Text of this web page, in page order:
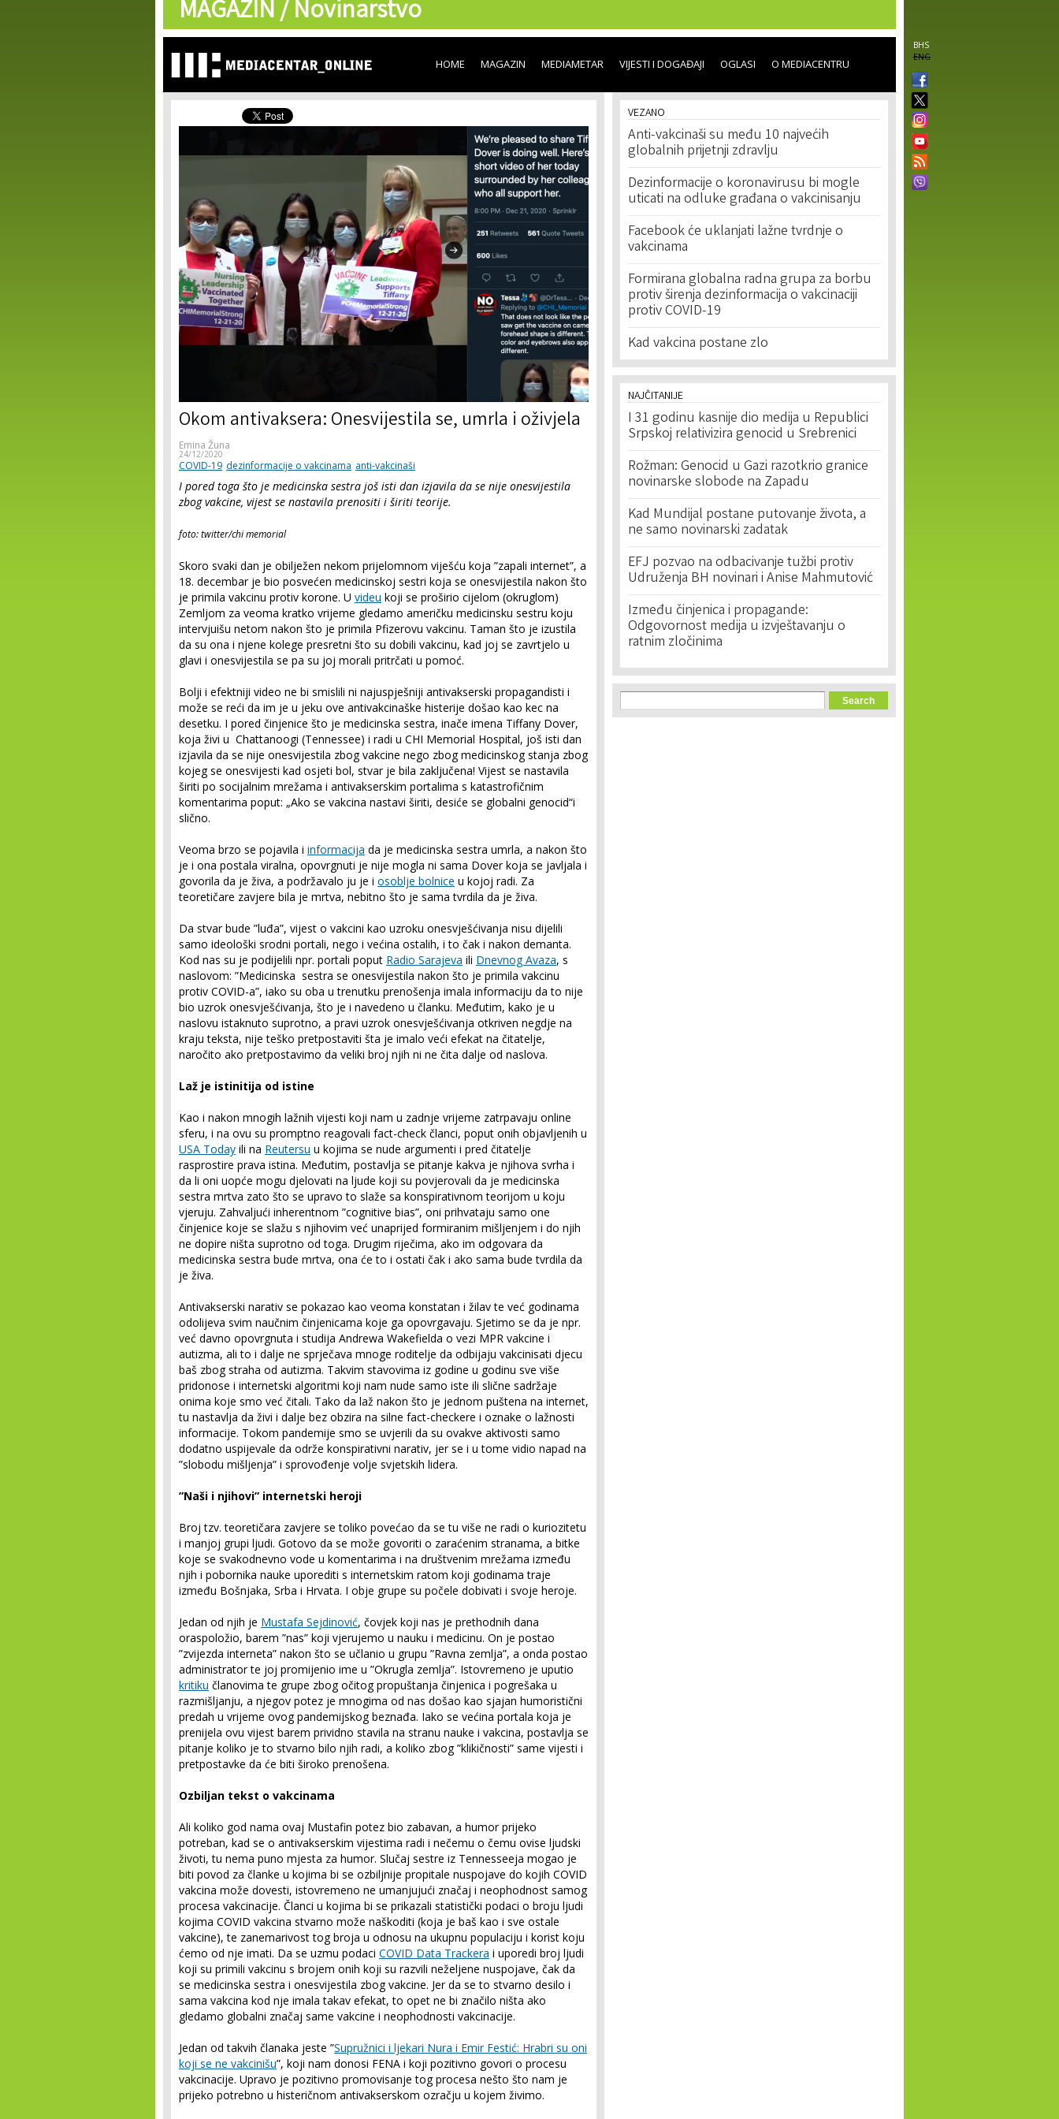
content
MAGAZIN /Novinarstvo
BHS
ENG
HOME MAGAZIN MEDIAMETAR VIJESTI I DOGAĐAJI OGLASI O MEDIACENTRU
Okom antivaksera: Onesvijestila se, umrla i oživjela
Emina Žuna
24/12/2020
COVID-19 dezinformacije o vakcinama anti-vakcinaši
I pored toga što je medicinska sestra još isti dan izjavila da se nije onesvijestila
zbog vakcine, vijest se nastavila prenositi i širiti teorije.
foto: twitter/chi memorial
Skoro svaki dan je obilježen nekom prijelomnom viješću koja ”zapali internet”, a
18. decembar je bio posvećen medicinskoj sestri koja se onesvijestila nakon što
je primila vakcinu protiv korone. U videu koji se proširio cijelom (okruglom)
Zemljom za veoma kratko vrijeme gledamo američku medicinsku sestru koju
intervjuišu netom nakon što je primila Pfizerovu vakcinu. Taman što je izustila
da su ona i njene kolege presretni što su dobili vakcinu, kad joj se zavrtjelo u
glavi i onesvijestila se pa su joj morali pritrčati u pomoć.
Bolji i efektniji video ne bi smislili ni najuspješniji antivakserski propagandisti i
može se reći da im je u jeku ove antivakcinaške histerije došao kao kec na
desetku. I pored činjenice što je medicinska sestra, inače imena Tiffany Dover,
koja živi u Chattanoogi (Tennessee) i radi u CHI Memorial Hospital, još isti dan
izjavila da se nije onesvijestila zbog vakcine nego zbog medicinskog stanja zbog
kojeg se onesvijesti kad osjeti bol, stvar je bila zaključena! Vijest se nastavila
širiti po socijalnim mrežama i antivakserskim portalima s katastrofičnim
komentarima poput: „Ako se vakcina nastavi širiti, desiće se globalni genocid“i
slično.
Veoma brzo se pojavila i informacija da je medicinska sestra umrla, a nakon što
je i ona postala viralna, opovrgnuti je nije mogla ni sama Dover koja se javljala i
govorila da je živa, a podržavalo ju je i osoblje bolnice u kojoj radi. Za
teoretičare zavjere bila je mrtva, nebitno što je sama tvrdila da je živa.
Da stvar bude ”luđa”, vijest o vakcini kao uzroku onesvješćivanja nisu dijelili
samo ideološki srodni portali, nego i većina ostalih, i to čak i nakon demanta.
Kod nas su je podijelili npr. portali poput Radio Sarajeva ili Dnevnog Avaza, s
naslovom: ”Medicinska sestra se onesvijestila nakon što je primila vakcinu
protiv COVID-a”, iako su oba u trenutku prenošenja imala informaciju da to nije
bio uzrok onesvješćivanja, što je i navedeno u članku. Međutim, kako je u
naslovu istaknuto suprotno, a pravi uzrok onesvješćivanja otkriven negdje na
kraju teksta, nije teško pretpostaviti šta je imalo veći efekat na čitatelje,
naročito ako pretpostavimo da veliki broj njih ni ne čita dalje od naslova.
Laž je istinitija od istine
Kao i nakon mnogih lažnih vijesti koji nam u zadnje vrijeme zatrpavaju online
sferu, i na ovu su promptno reagovali fact-check članci, poput onih objavljenih u
USA Today ili na Reutersu u kojima se nude argumenti i pred čitatelje
rasprostire prava istina. Međutim, postavlja se pitanje kakva je njihova svrha i
da li oni uopće mogu djelovati na ljude koji su povjerovali da je medicinska
sestra mrtva zato što se upravo to slaže sa konspirativnom teorijom u koju
vjeruju. Zahvaljući inherentnom ”cognitive bias”, oni prihvataju samo one
činjenice koje se slažu s njihovim već unaprijed formiranim mišljenjem i do njih
ne dopire ništa suprotno od toga. Drugim riječima, ako im odgovara da
medicinska sestra bude mrtva, ona će to i ostati čak i ako sama bude tvrdila da
je živa.
Antivakserski narativ se pokazao kao veoma konstatan i žilav te već godinama
odolijeva svim naučnim činjenicama koje ga opovrgavaju. Sjetimo se da je npr.
već davno opovrgnuta i studija Andrewa Wakefielda o vezi MPR vakcine i
autizma, ali to i dalje ne sprječava mnoge roditelje da odbijaju vakcinisati djecu
baš zbog straha od autizma. Takvim stavovima iz godine u godinu sve više
pridonose i internetski algoritmi koji nam nude samo iste ili slične sadržaje
onima koje smo već čitali. Tako da laž nakon što je jednom puštena na internet,
tu nastavlja da živi i dalje bez obzira na silne fact-checkere i oznake o lažnosti
informacije. Tokom pandemije smo se uvjerili da su ovakve aktivosti samo
dodatno uspijevale da održe konspirativni narativ, jer se i u tome vidio napad na
”slobodu mišljenja” i sprovođenje volje svjetskih lidera.
”Naši i njihovi” internetski heroji
Broj tzv. teoretičara zavjere se toliko povećao da se tu više ne radi o kuriozitetu
i manjoj grupi ljudi. Gotovo da se može govoriti o zaraćenim stranama, a bitke
koje se svakodnevno vode u komentarima i na društvenim mrežama između
njih i pobornika nauke uporediti s internetskim ratom koji godinama traje
između Bošnjaka, Srba i Hrvata. I obje grupe su počele dobivati i svoje heroje.
Jedan od njih je Mustafa Sejdinović, čovjek koji nas je prethodnih dana
oraspoložio, barem ”nas” koji vjerujemo u nauku i medicinu. On je postao
”zvijezda interneta” nakon što se učlanio u grupu ”Ravna zemlja”, a onda postao
administrator te joj promijenio ime u ”Okrugla zemlja”. Istovremeno je uputio
kritiku članovima te grupe zbog očitog propuštanja činjenica i pogrešaka u
razmišljanju, a njegov potez je mnogima od nas došao kao sjajan humoristični
predah u vrijeme ovog pandemijskog beznađa. Iako se većina portala koja je
prenijela ovu vijest barem prividno stavila na stranu nauke i vakcina, postavlja se
pitanje koliko je to stvarno bilo njih radi, a koliko zbog ”klikičnosti” same vijesti i
pretpostavke da će biti široko prenošena.
Ozbiljan tekst o vakcinama
Ali koliko god nama ovaj Mustafin potez bio zabavan, a humor prijeko
potreban, kad se o antivakserskim vijestima radi i nečemu o čemu ovise ljudski
životi, tu nema puno mjesta za humor. Slučaj sestre iz Tennesseeja mogao je
biti povod za članke u kojima bi se ozbiljnije propitale nuspojave do kojih COVID
vakcina može dovesti, istovremeno ne umanjujući značaj i neophodnost samog
procesa vakcinacije. Članci u kojima bi se prikazali statistički podaci o broju ljudi
kojima COVID vakcina stvarno može naškoditi (koja je baš kao i sve ostale
vakcine), te zanemarivost tog broja u odnosu na ukupnu populaciju i korist koju
ćemo od nje imati. Da se uzmu podaci COVID Data Trackera i uporedi broj ljudi
koji su primili vakcinu s brojem onih koji su razvili neželjene nuspojave, čak da
se medicinska sestra i onesvijestila zbog vakcine. Jer da se to stvarno desilo i
sama vakcina kod nje imala takav efekat, to opet ne bi značilo ništa ako
gledamo globalni značaj same vakcine i neophodnosti vakcinacije.
Jedan od takvih članaka jeste ”Supružnici i ljekari Nura i Emir Festić: Hrabri su oni
koji se ne vakcinišu”, koji nam donosi FENA i koji pozitivno govori o procesu
vakcinacije. Upravo je pozitivno promovisanje tog procesa nešto što nam je
prijeko potrebno u histeričnom antivakserskom ozračju u kojem živimo.
VEZANO
Anti-vakcinaši su među 10 najvećih
globalnih prijetnji zdravlju
Dezinformacije o koronavirusu bi mogle
uticati na odluke građana o vakcinisanju
Facebook će uklanjati lažne tvrdnje o
vakcinama
Formirana globalna radna grupa za borbu
protiv širenja dezinformacija o vakcinaciji
protiv COVID-19
Kad vakcina postane zlo
NAJČITANIJE
I 31 godinu kasnije dio medija u Republici
Srpskoj relativizira genocid u Srebrenici
Rožman: Genocid u Gazi razotkrio granice
novinarske slobode na Zapadu
Kad Mundijal postane putovanje života, a
ne samo novinarski zadatak
EFJ pozvao na odbacivanje tužbi protiv
Udruženja BH novinari i Anise Mahmutović
Između činjenica i propagande:
Odgovornost medija u izvještavanju o
ratnim zločinima
Search form
Search